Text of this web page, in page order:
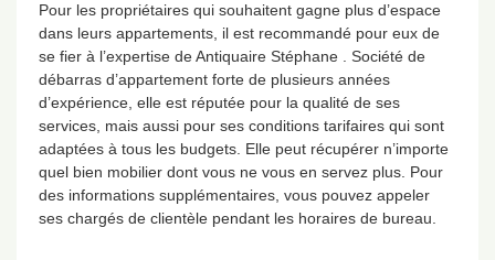
Pour les propriétaires qui souhaitent gagne plus d’espace
dans leurs appartements, il est recommandé pour eux de
se fier à l’expertise de Antiquaire Stéphane . Société de
débarras d’appartement forte de plusieurs années
d’expérience, elle est réputée pour la qualité de ses
services, mais aussi pour ses conditions tarifaires qui sont
adaptées à tous les budgets. Elle peut récupérer n’importe
quel bien mobilier dont vous ne vous en servez plus. Pour
des informations supplémentaires, vous pouvez appeler
ses chargés de clientèle pendant les horaires de bureau.